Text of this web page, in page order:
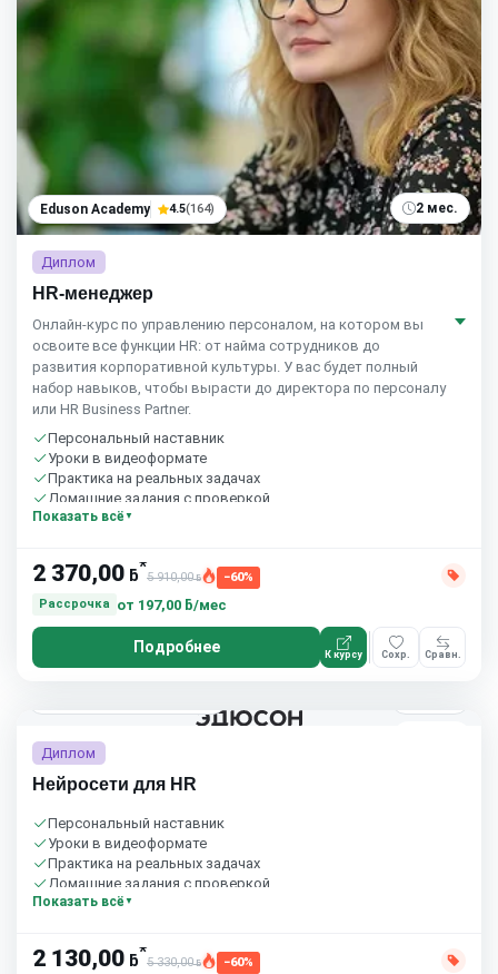
Eduson Academy 4.5(164) 2 мес.
Диплом
HR-менеджер
Онлайн-курс по управлению персоналом, на котором вы
освоите все функции HR: от найма сотрудников до
развития корпоративной культуры. У вас будет полный
набор навыков, чтобы вырасти до директора по персоналу
или HR Business Partner.
Персональный наставник
Уроки в видеоформате
Практика на реальных задачах
Домашние задания с проверкой
Бесплатный пробный урок
Показать всё
2 370,00 ƃ*
5 910,00ƃ
−60%
Рассрочка
от 197,00 ƃ/мес
Подробнее К курсу Сохр. Сравн.
Диплом
Нейросети для HR
Персональный наставник
Уроки в видеоформате
Практика на реальных задачах
Домашние задания с проверкой
Бесплатный пробный урок
Показать всё
2 130,00 ƃ*
5 330,00ƃ
−60%